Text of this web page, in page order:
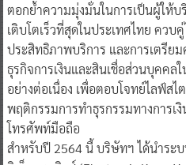
ตอกย้ำความมุ่งมั่นในการเป็นผู้ให้
เติบโตเร็วที่สุดในประเทศไทย คว
ประสิทธิภาพบริการ และการเตรีย
ธุรกิจการเงินและสินเชื่อส่วนบุคค
อย่างต่อเนื่อง เพื่อตอบโจทย์ไลฟ์ส
พฤติกรรมการทำธุรกรรมทางการเ
โทรศัพท์มือถือ
สำหรับปี 2564 นี้ บริษัทฯ ได้นำระ